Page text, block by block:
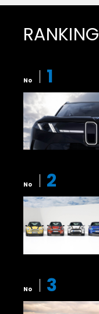
RANKING
No 1
No 2
No 3